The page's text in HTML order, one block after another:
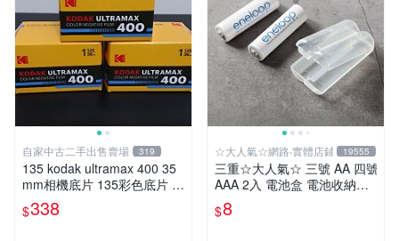
自家中古二手出售賣場 319
135 kodak ultramax 400 35
mm相機底片 135彩色底片 新
包裝
$338
☆大人氣☆網路‧實體店鋪 19555
三重☆大人氣☆ 三號 AA 四號
AAA 2入 電池盒 電池收納盒
(不含電池)
$8